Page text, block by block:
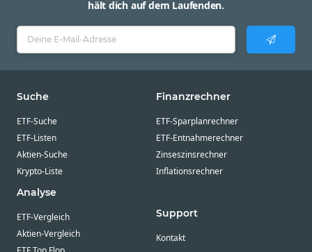
hält dich auf dem Laufenden.
Suche
ETF-Suche
ETF-Listen
Aktien-Suche
Krypto-Liste
Analyse
ETF-Vergleich
Aktien-Vergleich
Finanzrechner
ETF-Sparplanrechner
ETF-Entnahmerechner
Zinseszinsrechner
Inflationsrechner
Support
Kontakt